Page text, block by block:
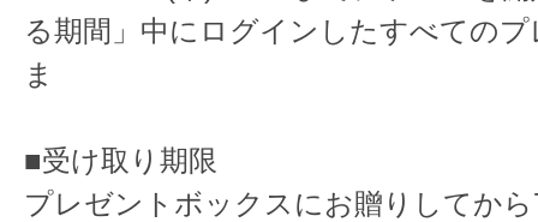
る期間」中にログインしたすべての
ま
■受け取り期限
プレゼントボックスにお贈りしてから